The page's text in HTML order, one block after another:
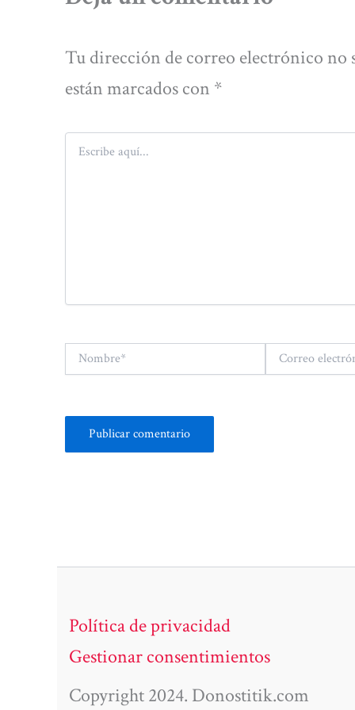
Tu dirección de correo electrónico no
están marcados con *
Escribe
aquí...
Nombre*
Correo
electrónico*
Política de privacidad
Gestionar consentimientos
Copyright 2024. Donostitik.com